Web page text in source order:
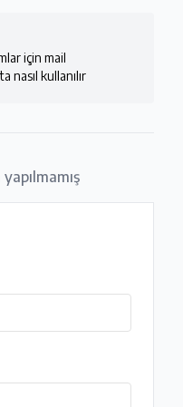
için mail
nasıl kullanılır